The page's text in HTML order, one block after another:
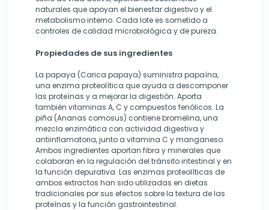
naturales que apoyan el bienestar digestivo y el
metabolismo interno. Cada lote es sometido a
controles de calidad microbiológica y de pureza.
Propiedades de sus ingredientes
La papaya (Carica papaya) suministra papaína,
una enzima proteolítica que ayuda a descomponer
las proteínas y a mejorar la digestión. Aporta
también vitaminas A, C y compuestos fenólicos. La
piña (Ananas comosus) contiene bromelina, una
mezcla enzimática con actividad digestiva y
antiinflamatoria, junto a vitamina C y manganeso.
Ambos ingredientes aportan fibra y minerales que
colaboran en la regulación del tránsito intestinal y en
la función depurativa. Las enzimas proteolíticas de
ambos extractos han sido utilizadas en dietas
tradicionales por sus efectos sobre la textura de las
proteínas y la función gastrointestinal.